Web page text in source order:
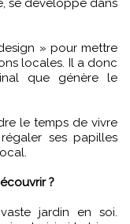
» pour mettre
locales. Il a donc
que génère le
le temps de vivre
ses papilles
?
jardin en soi.